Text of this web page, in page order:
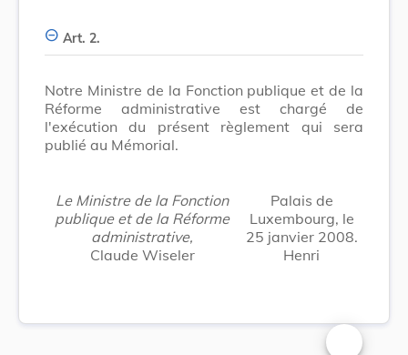
Art. 2.
Notre Ministre de la Fonction publique et de la
Réforme administrative est chargé de
l'exécution du présent règlement qui sera
publié au Mémorial.
Le Ministre de la Fonction
publique et de la Réforme
administrative,
Claude Wiseler
Palais de
Luxembourg, le
25 janvier 2008.
Henri